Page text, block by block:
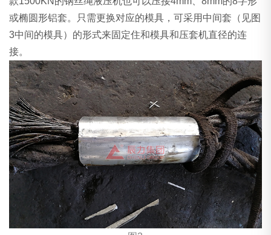
或椭圆形铝套。只需更换对应的模具，可采用中间套（见图
3中间的模具）的形式来固定住和模具和压套机直径的连
接。